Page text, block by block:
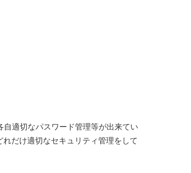
適切なパスワード管理等が出来てい
だけ適切なセキュリティ管理をして